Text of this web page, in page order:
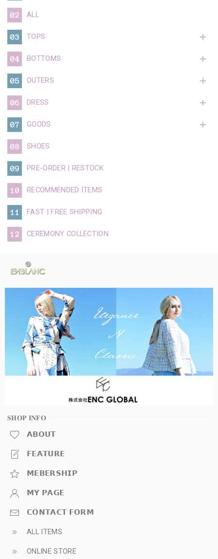
ALL
TOPS
BOTTOMS
OUTERS
DRESS
GOODS
SHOES
PRE-ORDER | RESTOCK
RECOMMENDED ITEMS
FAST | FREE SHIPPING
CEREMONY COLLECTION
𝐒𝐇𝐎𝐏 𝐈𝐍𝐅𝐎
𝗔𝗕𝗢𝗨𝗧
𝗙𝗘𝗔𝗧𝗨𝗥𝗘
𝗠𝗘𝗕𝗘𝗥𝗦𝗛𝗜𝗣
𝗠𝗬 𝗣𝗔𝗚𝗘
𝗖𝗢𝗡𝗧𝗔𝗖𝗧 𝗙𝗢𝗥𝗠
ALL ITEMS
ONLINE STORE